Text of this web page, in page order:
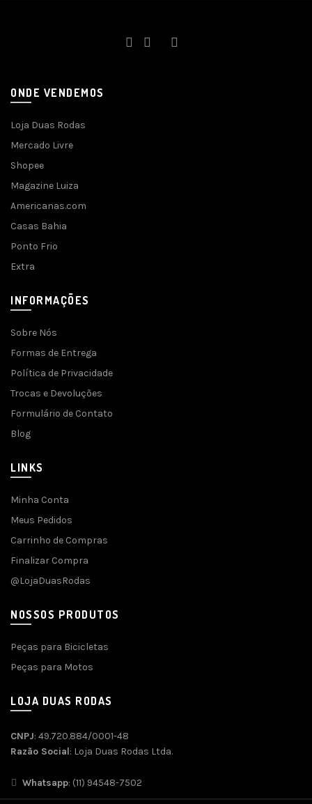
ONDE VENDEMOS
Loja Duas Rodas
Mercado Livre
Shopee
Magazine Luiza
Americanas.com
Casas Bahia
Ponto Frio
Extra
INFORMAÇÕES
Sobre Nós
Formas de Entrega
Política de Privacidade
Trocas e Devoluções
Formulário de Contato
Blog
LINKS
Minha Conta
Meus Pedidos
Carrinho de Compras
Finalizar Compra
@LojaDuasRodas
NOSSOS PRODUTOS
Peças para Bicicletas
Peças para Motos
LOJA DUAS RODAS
CNPJ: 49.720.884/0001-48
Razão Social: Loja Duas Rodas Ltda.
Whatsapp: (11) 94548-7502